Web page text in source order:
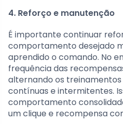
4. Reforço e manutenção
É importante continuar
comportamento desejado
aprendido o comando. No
frequência das
alternando os
contínuas e intermitentes.
comportamento
um clique e recompensa